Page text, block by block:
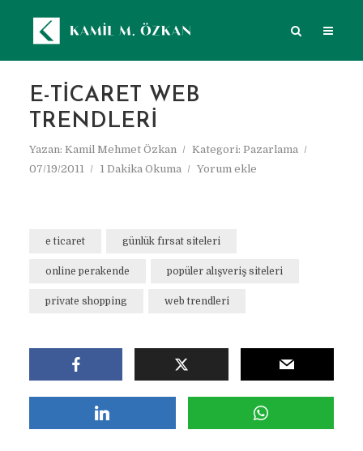
E-TICARET WEB
TRENDLERI
Yazan: Kamil Mehmet Özkan Kategori: Pazarlama
07/19/2011
1 Dakika Okuma Yorum ekle
e ticaret günlük fırsat siteleri
online perakende popüler alışveriş siteleri
private shopping web trendleri